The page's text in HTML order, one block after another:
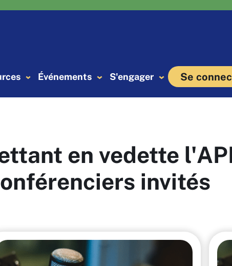
Événements S'engager Se
en vedette
invités